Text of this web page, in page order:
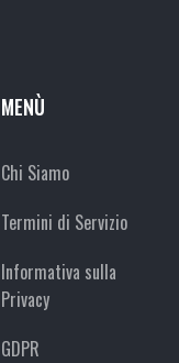
MENÙ
Chi Siamo
Termini di Servizio
Informativa sulla
Privacy
GDPR